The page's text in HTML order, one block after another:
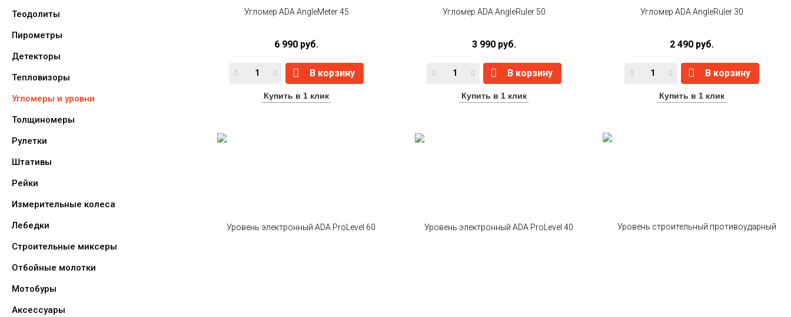
Теодолиты
Пирометры
Детекторы
Тепловизоры
Угломеры и уровни
Толщиномеры
Рулетки
Штативы
Рейки
Измерительные колеса
Лебедки
Строительные миксеры
Отбойные молотки
Мотобуры
Аксессуары
Угломер ADA AngleMeter 45
6 990 руб.
В корзину
Купить в 1 клик
Угломер ADA AngleRuler 50
3 990 руб.
В корзину
Купить в 1 клик
Угломер ADA AngleRuler 30
2 490 руб.
В корзину
Купить в 1 клик